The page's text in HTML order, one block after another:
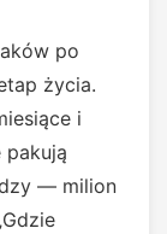
po
życia.
i
pakują
— milion